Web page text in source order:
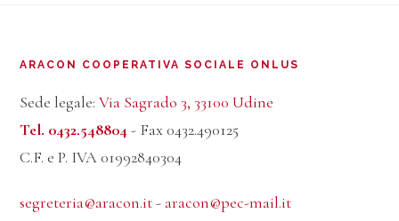
ARACON COOPERATIVA SOCIALE ONLUS
Sede legale:Via Sagrado 3, 33100 Udine
Tel. 0432.548804- Fax 0432.490125
C.F. e P. IVA 01992840304
segreteria@aracon.it- aracon@pec-mail.it